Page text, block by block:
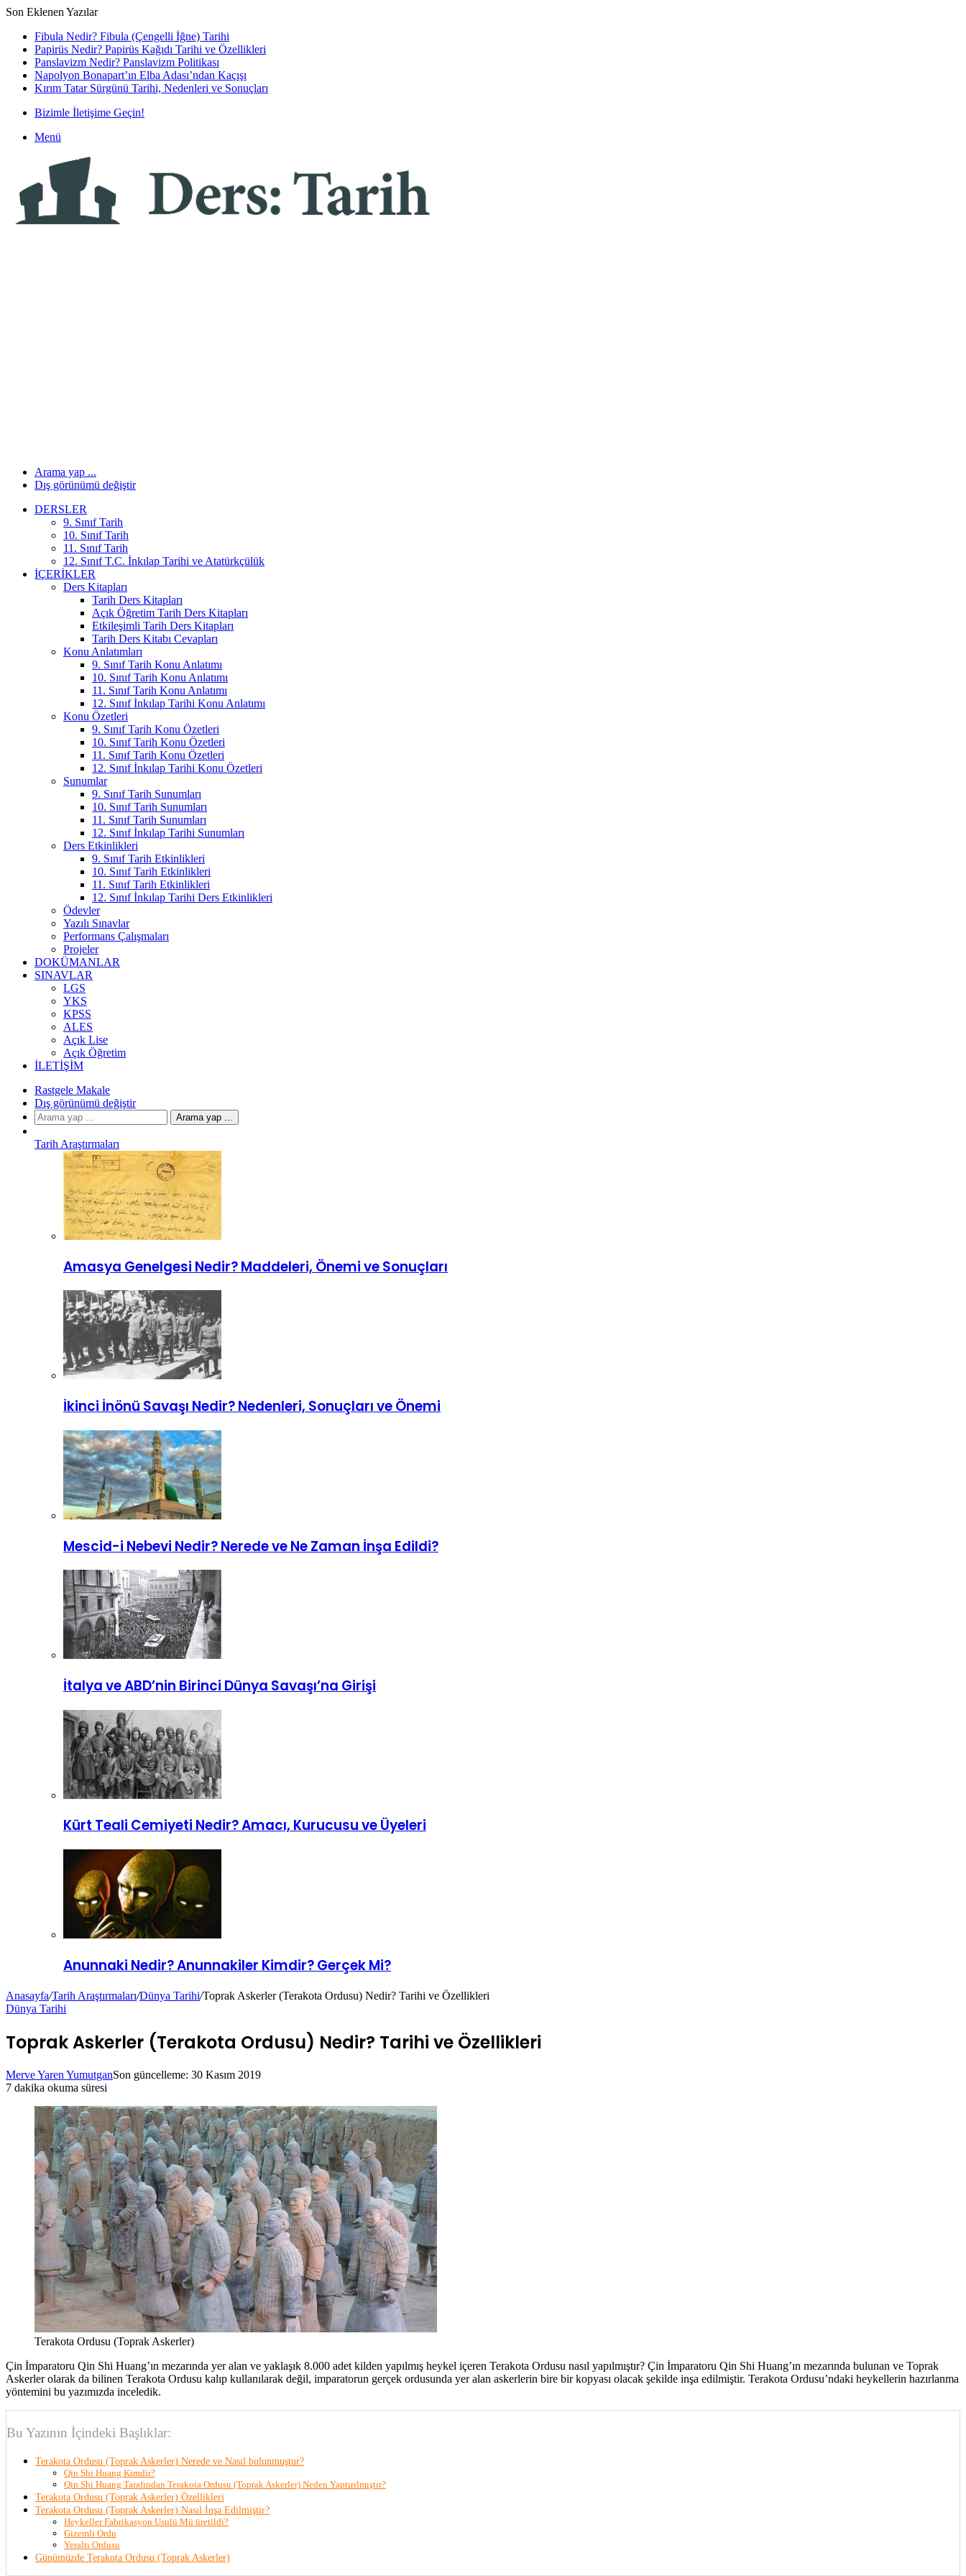
Son Eklenen Yazılar
Fibula Nedir? Fibula (Çengelli İğne) Tarihi
Papirüs Nedir? Papirüs Kağıdı Tarihi ve Özellikleri
Panslavizm Nedir? Panslavizm Politikası
Napolyon Bonapart’ın Elba Adası’ndan Kaçışı
Kırım Tatar Sürgünü Tarihi, Nedenleri ve Sonuçları
Bizimle İletişime Geçin!
Menü
Arama yap ...
Dış görünümü değiştir
DERSLER
9. Sınıf Tarih
10. Sınıf Tarih
11. Sınıf Tarih
12. Sınıf T.C. İnkılap Tarihi ve Atatürkçülük
İÇERIKLER
Ders Kitapları
Tarih Ders Kitapları
Açık Öğretim Tarih Ders Kitapları
Etkileşimli Tarih Ders Kitapları
Tarih Ders Kitabı Cevapları
Konu Anlatımları
9. Sınıf Tarih Konu Anlatımı
10. Sınıf Tarih Konu Anlatımı
11. Sınıf Tarih Konu Anlatımı
12. Sınıf İnkılap Tarihi Konu Anlatımı
Konu Özetleri
9. Sınıf Tarih Konu Özetleri
10. Sınıf Tarih Konu Özetleri
11. Sınıf Tarih Konu Özetleri
12. Sınıf İnkılap Tarihi Konu Özetleri
Sunumlar
9. Sınıf Tarih Sunumları
10. Sınıf Tarih Sunumları
11. Sınıf Tarih Sunumları
12. Sınıf İnkılap Tarihi Sunumları
Ders Etkinlikleri
9. Sınıf Tarih Etkinlikleri
10. Sınıf Tarih Etkinlikleri
11. Sınıf Tarih Etkinlikleri
12. Sınıf İnkılap Tarihi Ders Etkinlikleri
Ödevler
Yazılı Sınavlar
Performans Çalışmaları
Projeler
DOKÜMANLAR
SINAVLAR
LGS
YKS
KPSS
ALES
Açık Lise
Açık Öğretim
İLETIŞIM
Rastgele Makale
Dış görünümü değiştir
Arama yap ...
Tarih Araştırmaları
Amasya Genelgesi Nedir? Maddeleri, Önemi ve Sonuçları
İkinci İnönü Savaşı Nedir? Nedenleri, Sonuçları ve Önemi
Mescid-i Nebevi Nedir? Nerede ve Ne Zaman İnşa Edildi?
İtalya ve ABD’nin Birinci Dünya Savaşı’na Girişi
Kürt Teali Cemiyeti Nedir? Amacı, Kurucusu ve Üyeleri
Anunnaki Nedir? Anunnakiler Kimdir? Gerçek Mi?
Anasayfa/Tarih Araştırmaları/Dünya Tarihi/Toprak Askerler (Terakota Ordusu) Nedir? Tarihi ve Özellikleri
Dünya Tarihi
Toprak Askerler (Terakota Ordusu) Nedir? Tarihi ve Özellikleri
Merve Yaren YumutganSon güncelleme: 30 Kasım 2019
7 dakika okuma süresi
Terakota Ordusu (Toprak Askerler)
Çin İmparatoru Qin Shi Huang’ın mezarında yer alan ve yaklaşık 8.000 adet kilden yapılmış heykel içeren Terakota Ordusu nasıl yapılmıştır? Çin İmparatoru Qin Shi Huang’ın mezarında bulunan ve Toprak
Askerler olarak da bilinen Terakota Ordusu kalıp kullanılarak değil, imparatorun gerçek ordusunda yer alan askerlerin bire bir kopyası olacak şekilde inşa edilmiştir. Terakota Ordusu’ndaki heykellerin hazırlanma
yöntemini bu yazımızda inceledik.
Bu Yazının İçindeki Başlıklar:
Terakota Ordusu (Toprak Askerler) Nerede ve Nasıl bulunmuştur?
Qin Shi Huang Kimdir?
Qin Shi Huang Tarafından Terakota Ordusu (Toprak Askerler) Neden Yaptırılmıştır?
Terakota Ordusu (Toprak Askerler) Özellikleri
Terakota Ordusu (Toprak Askerler) Nasıl İnşa Edilmiştir?
Heykeller Fabrikasyon Usulü Mü üretildi?
Gizemli Ordu
Yeraltı Ordusu
Günümüzde Terakota Ordusu (Toprak Askerler)